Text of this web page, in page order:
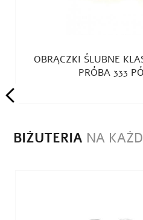
OBRĄCZKI ŚLUBNE
PRÓBA 333
BIŻUTERIA NA